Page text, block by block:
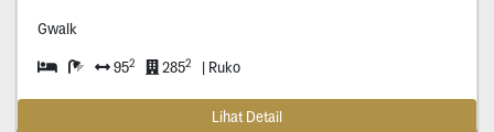
Gwalk
952 2852 | Ruko
Lihat Detail